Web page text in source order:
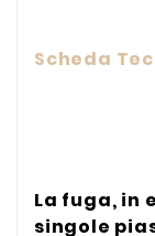
Scheda
La fuga, in
singole